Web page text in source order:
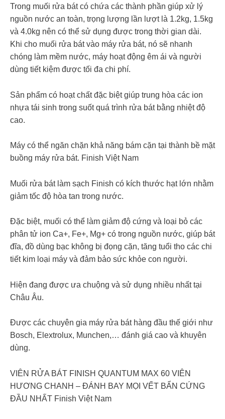
Trong muối rửa bát có chứa các thành phần giúp xử lý
nguồn nước an toàn, trọng lượng lần lượt là 1.2kg, 1.5kg
và 4.0kg nên có thể sử dụng được trong thời gian dài.
Khi cho muối rửa bát vào máy rửa bát, nó sẽ nhanh
chóng làm mềm nước, máy hoạt động êm ái và người
dùng tiết kiệm được tối đa chi phí.
Sản phẩm có hoạt chất đặc biệt giúp trung hòa các ion
nhựa tái sinh trong suốt quá trình rửa bát bằng nhiệt độ
cao.
Máy có thể ngăn chặn khả năng bám cặn tại thành bề mặt
buồng máy rửa bát. Finish Việt Nam
Muối rửa bát làm sạch Finish có kích thước hạt lớn nhằm
giảm tốc độ hòa tan trong nước.
Đặc biệt, muối có thể làm giảm độ cứng và loại bỏ các
phân tử ion Ca+, Fe+, Mg+ có trong nguồn nước, giúp bát
đĩa, đồ dùng bạc không bị đọng cặn, tăng tuổi tho các chi
tiết kim loại máy và đảm bảo sức khỏe con người.
Hiện đang được ưa chuộng và sử dụng nhiều nhất tại
Châu Âu.
Được các chuyên gia máy rửa bát hàng đầu thế giới như
Bosch, Elextrolux, Munchen,… đánh giá cao và khuyên
dùng.
VIÊN RỬA BÁT FINISH QUANTUM MAX 60 VIÊN
HƯƠNG CHANH – ĐÁNH BAY MỌI VẾT BẨN CỨNG
ĐẦU NHẤT Finish Việt Nam